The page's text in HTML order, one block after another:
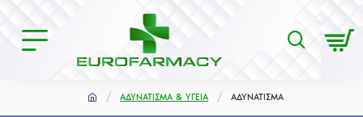
ΑΔΥΝΑΤΙΣΜΑ & ΥΓΕΙΑ ΑΔΥΝΑΤΙΣΜΑ